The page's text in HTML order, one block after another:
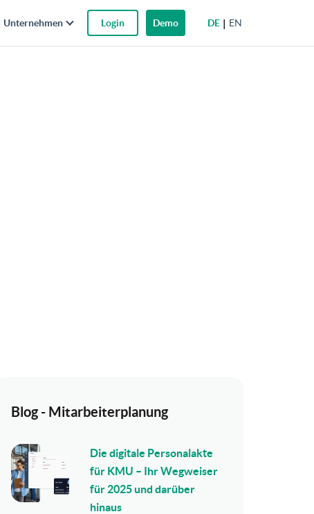
DE EN
Unternehmen Login Demo
Blog - Mitarbeiterplanung
Die digitale Personalakte
für KMU – Ihr Wegweiser
für 2025 und darüber
hinaus